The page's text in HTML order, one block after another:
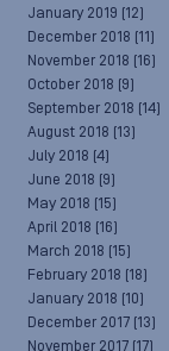
January 2019 (12)
December 2018 (11)
November 2018 (16)
October 2018 (9)
September 2018 (14)
August 2018 (13)
July 2018 (4)
June 2018 (9)
May 2018 (15)
April 2018 (16)
March 2018 (15)
February 2018 (18)
January 2018 (10)
December 2017 (13)
November 2017 (17)